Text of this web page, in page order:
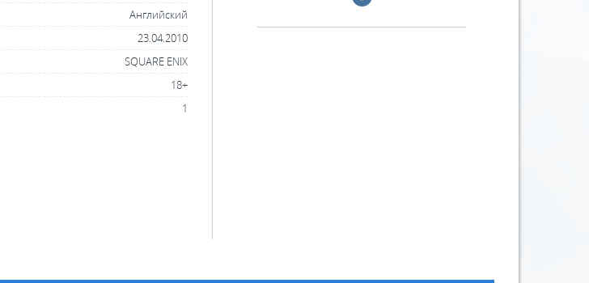
Английский
23.04.2010
SQUARE ENIX
18+
1